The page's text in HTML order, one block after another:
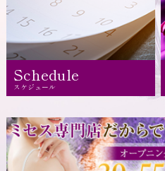
Schedule
スケジュール